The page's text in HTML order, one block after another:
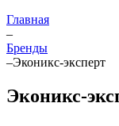
Главная
–
Бренды
–Эконикс-эксперт
Эконикс-